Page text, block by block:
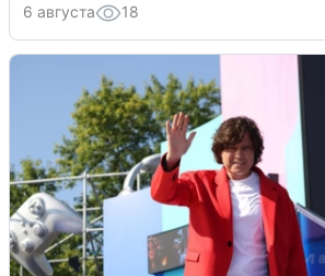
6 августа 18